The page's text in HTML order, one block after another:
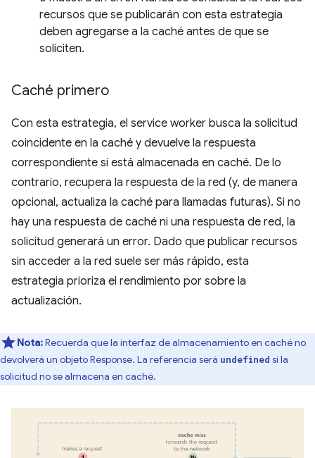
recursos que se publicarán con esta estrategia
deben agregarse a la caché antes de que se
soliciten.
Caché primero
Con esta estrategia, el service worker busca la solicitud
coincidente en la caché y devuelve la respuesta
correspondiente si está almacenada en caché. De lo
contrario, recupera la respuesta de la red (y, de manera
opcional, actualiza la caché para llamadas futuras). Si no
hay una respuesta de caché ni una respuesta de red, la
solicitud generará un error. Dado que publicar recursos
sin acceder a la red suele ser más rápido, esta
estrategia prioriza el rendimiento por sobre la
actualización.
Nota:Recuerda que la interfaz de almacenamiento en caché no
devolverá un objeto Response. La referencia será undefined si la
solicitud no se almacena en caché.